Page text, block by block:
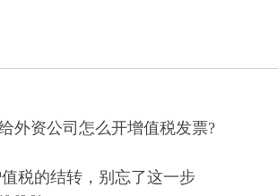
外资公司怎么开增值税发票?
税的结转，别忘了这一步